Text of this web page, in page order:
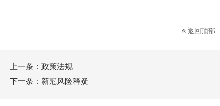
返回顶部
上一条： 政策法规
下一条： 新冠风险释疑